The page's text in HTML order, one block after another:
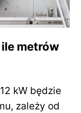
ile metrów
kW będzie
zależy od